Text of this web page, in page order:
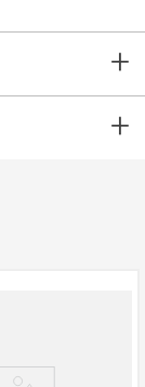
+
+